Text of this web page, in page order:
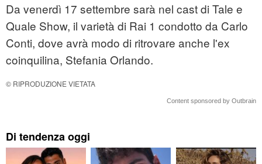
Da venerdì 17 settembre sarà nel cast di Tale e
Quale Show, il varietà di Rai 1 condotto da Carlo
Conti, dove avrà modo di ritrovare anche l'ex
coinquilina, Stefania Orlando.
© RIPRODUZIONE VIETATA
Content sponsored by Outbrain
Di tendenza oggi